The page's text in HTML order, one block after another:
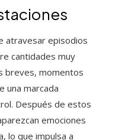
atravesar episodios
cantidades muy
breves, momentos
una marcada
Después de estos
emociones
lo que impulsa a